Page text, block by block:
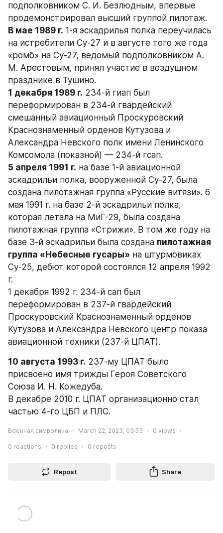
подполковником С. И. Безлюдным, впервые
продемонстрировал высший группой пилотаж.
В мае 1989 г. 1-я эскадрилья полка переучилась
на истребители Су-27 и в августе того же года
«ромб» на Су-27, ведомый подполковником А.
М. Арестовым, принял участие в воздушном
празднике в Тушино.
1 декабря 1989 г. 234-й гиап был
переформирован в 234-й гвардейский
смешанный авиационный Проскуровский
Краснознаменный орденов Кутузова и
Александра Невского полк имени Ленинского
Комсомола (показной) — 234-й гсап.
5 апреля 1991 г. на базе 1-й авиационной
эскадрильи полка, вооруженной Су-27, была
создана пилотажная группа «Русские витязи». 6
мая 1991 г. на базе 2-й эскадрильи полка,
которая летала на МиГ-29, была создана
пилотажная группа «Стрижи». В том же году на
базе 3-й эскадрильи была создана пилотажная
группа «Небесные гусары» на штурмовиках
Су-25, дебют которой состоялся 12 апреля 1992
г.
1 декабря 1992 г. 234-й сап был
переформирован в 237-й гвардейский
Проскуровский Краснознаменный орденов
Кутузова и Александра Невского центр показа
авиационной техники (237-й ЦПАТ).
10 августа 1993 г. 237-му ЦПАТ было
присвоено имя трижды Героя Советского
Союза И. Н. Кожедуба.
В декабре 2010 г. ЦПАТ организационно стал
частью 4-го ЦБП и ПЛС.
Военная символика March 22, 2023, 03:53 0 views
0 reactions 0 replies 0 reposts
Repost Share